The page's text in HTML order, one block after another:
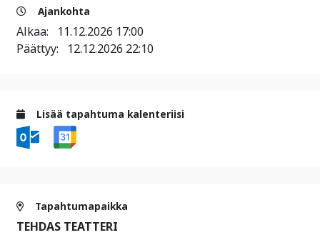
Ajankohta
Alkaa: 11.12.2026 17:00
Päättyy: 12.12.2026 22:10
Lisää tapahtuma kalenteriisi
Tapahtumapaikka
TEHDAS TEATTERI